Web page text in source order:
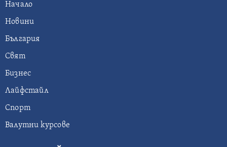
Начало
Новини
България
Свят
Бизнес
Лайфстайл
Спорт
Валутни курсове